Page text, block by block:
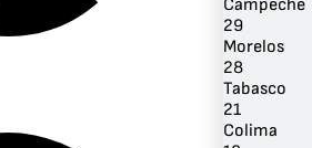
Campeche
29
Morelos
28
Tabasco
21
Colima